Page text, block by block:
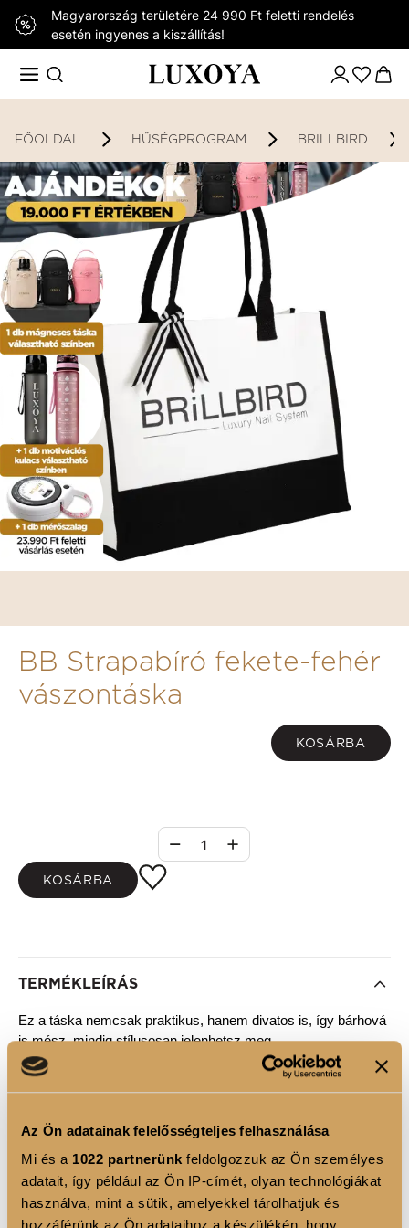
Az Ön adatainak felelősségteljes felhasználása
Mi és a 1022 partnerünk feldolgozzuk az Ön személyes
adatait, így például az Ön IP-címét, olyan technológiákat
használva, mint a sütik, amelyekkel tárolhatjuk és
Magyarország területére 24 990 Ft feletti rendelés
esetén ingyenes a kiszállítás!
FŐOLDAL HŰSÉGPROGRAM BRILLBIRD
BB Strapabíró fekete-fehér
vászontáska
KOSÁRBA
1
KOSÁRBA
TERMÉKLEÍRÁS
Ez a táska nemcsak praktikus, hanem divatos is, így bárhová
is mész, mindig stílusosan jelenhetsz meg.
biztosít, amely bármilyen öltözékhez tökéletesen illik. A
vászon anyag rendkívül strapabíró, így hosszú távon is
megbízható társad lesz, akár a mindennapi teendők során,
akár egy nyári strandolás alkalmával.